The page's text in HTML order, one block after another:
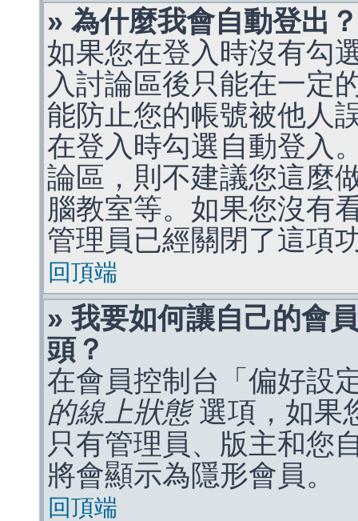
» 為什麼我會自動登出？
如果您在登入時沒有勾
入討論區後只能在一定
能防止您的帳號被他人
在登入時勾選自動登入
論區，則不建議您這麼
腦教室等。如果您沒有
管理員已經關閉了這項
回頂端
» 我要如何讓自己的會
頭？
在會員控制台「偏好設
的線上狀態選項，如果
只有管理員、版主和您
將會顯示為隱形會員。
回頂端